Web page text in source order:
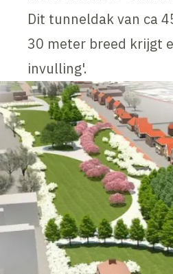
Dit tunneldak van ca
30 meter breed krijgt
invulling'.